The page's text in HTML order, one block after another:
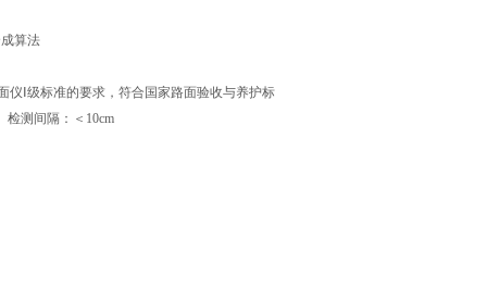
算法
仪Ⅰ级标准的要求，符合国家路面验收与养护标
检测间隔：＜10cm